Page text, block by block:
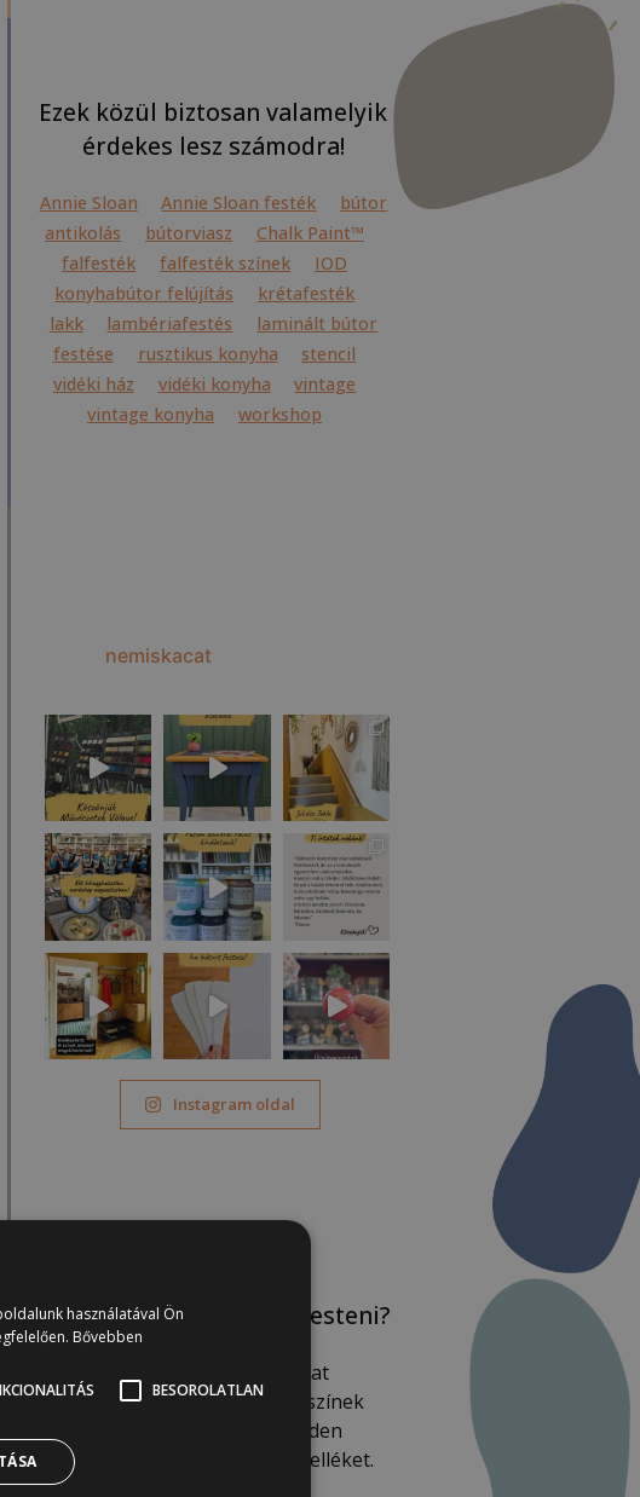
Ezek közül biztosan valamelyik
érdekes lesz számodra!
Annie Sloan Annie Sloan festék
bútor
antikolás
bútorviasz
Chalk Paint™
falfesték
falfesték színek
IOD
konyhabútor felújítás
krétafesték
lakk
lambériafestés
laminált bútor
festése
rusztikus konyha
stencil
vidéki ház
vidéki konyha
vintage
vintage konyha
workshop
nemiskacat
Instagram oldal
Már tudod is mit fogsz festeni?
Nézz körbe a Nemiskacat
webshopjában, válogass a színek
között és szerezz be minden
bútorfestéshez szükséges kelléket.
használatával Ön
Bővebben
BESOROLATLAN